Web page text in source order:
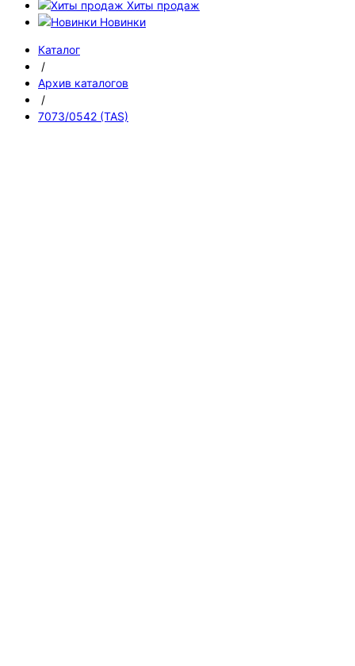
Хиты продаж
Новинки
Каталог
/
Архив каталогов
/
7073/0542 (TAS)